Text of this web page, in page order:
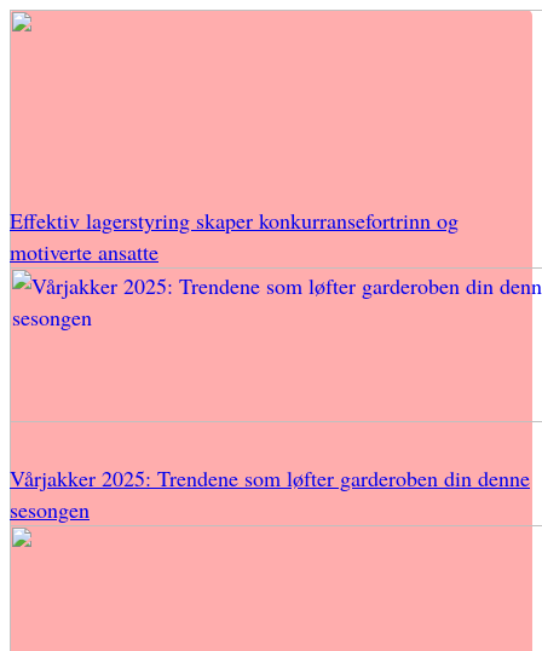
Effektiv lagerstyring skaper konkurransefortrinn og
motiverte ansatte
Vårjakker 2025: Trendene som løfter garderoben din denne
sesongen